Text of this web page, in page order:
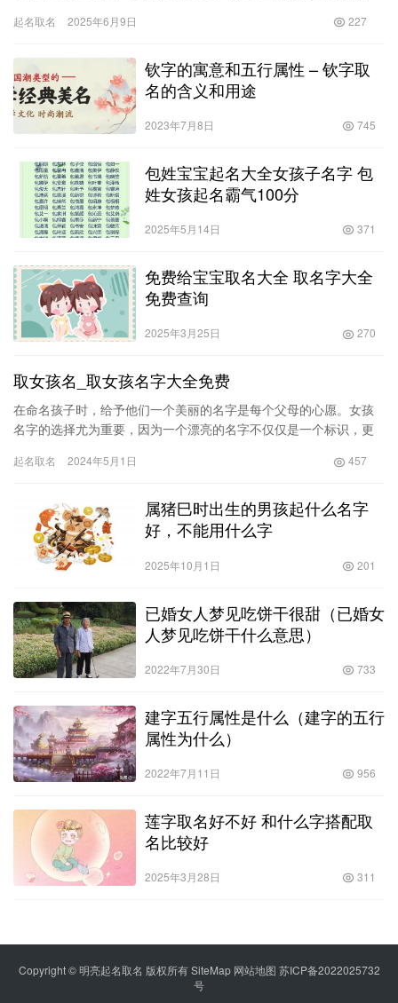
非常…
起名取名 2025年6月9日 227
钦字的寓意和五行属性 – 钦字取
名的含义和用途
2023年7月8日 745
包姓宝宝起名大全女孩子名字 包
姓女孩起名霸气100分
2025年5月14日 371
免费给宝宝取名大全 取名字大全
免费查询
2025年3月25日 270
取女孩名_取女孩名字大全免费
在命名孩子时，给予他们一个美丽的名字是每个父母的心愿。女孩
名字的选择尤为重要，因为一个漂亮的名字不仅仅是一个标识，更
个漂亮…
起名取名 2024年5月1日 457
属猪巳时出生的男孩起什么名字
好，不能用什么字
2025年10月1日 201
已婚女人梦见吃饼干很甜（已婚女
人梦见吃饼干什么意思）
2022年7月30日 733
建字五行属性是什么（建字的五行
属性为什么）
2022年7月11日 956
莲字取名好不好 和什么字搭配取
名比较好
2025年3月28日 311
Copyright © 明亮起名取名 版权所有SiteMap 网站地图 苏ICP备2022025732
号